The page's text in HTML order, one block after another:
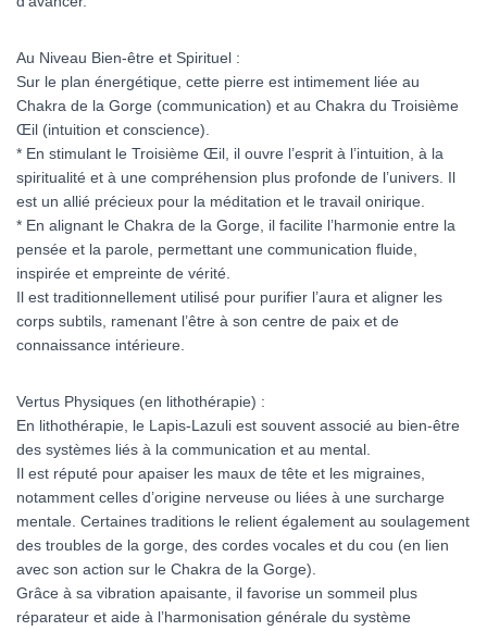
Au Niveau Bien-être et Spirituel :
Sur le plan énergétique, cette pierre est intimement liée au
Chakra de la Gorge (communication) et au Chakra du Troisième
Œil (intuition et conscience).
* En stimulant le Troisième Œil, il ouvre l’esprit à l’intuition, à la
spiritualité et à une compréhension plus profonde de l’univers. Il
est un allié précieux pour la méditation et le travail onirique.
* En alignant le Chakra de la Gorge, il facilite l’harmonie entre la
pensée et la parole, permettant une communication fluide,
inspirée et empreinte de vérité.
Il est traditionnellement utilisé pour purifier l’aura et aligner les
corps subtils, ramenant l’être à son centre de paix et de
connaissance intérieure.
Vertus Physiques (en lithothérapie) :
En lithothérapie, le Lapis-Lazuli est souvent associé au bien-être
des systèmes liés à la communication et au mental.
Il est réputé pour apaiser les maux de tête et les migraines,
notamment celles d’origine nerveuse ou liées à une surcharge
mentale. Certaines traditions le relient également au soulagement
des troubles de la gorge, des cordes vocales et du cou (en lien
avec son action sur le Chakra de la Gorge).
Grâce à sa vibration apaisante, il favorise un sommeil plus
réparateur et aide à l’harmonisation générale du système